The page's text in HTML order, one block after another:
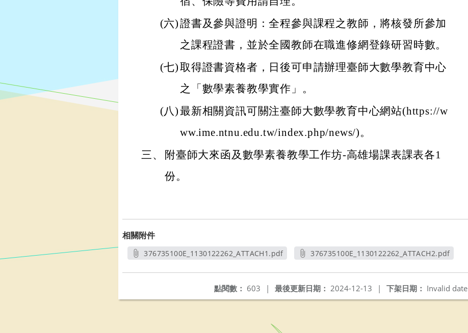
(六)證書及參與證明：全程參與課程之教師，將核發所參加
之課程證書，並於全國教師在職進修網登錄研習時數。
(七)取得證書資格者，日後可申請辦理臺師大數學教育中心
之「數學素養教學實作」。
(八)最新相關資訊可關注臺師大數學教育中心網站(https://w
ww.ime.ntnu.edu.tw/index.php/news/)。
三、
附臺師大來函及數學素養教學工作坊-高雄場課表課表各1
份。
相關附件
376735100E_1130122262_ATTACH1.pdf
376735100E_1130122262_ATTACH2.pdf
下架日期： Invalid date
最後更新日期： 2024-12-13 |
點閱數： 603 |